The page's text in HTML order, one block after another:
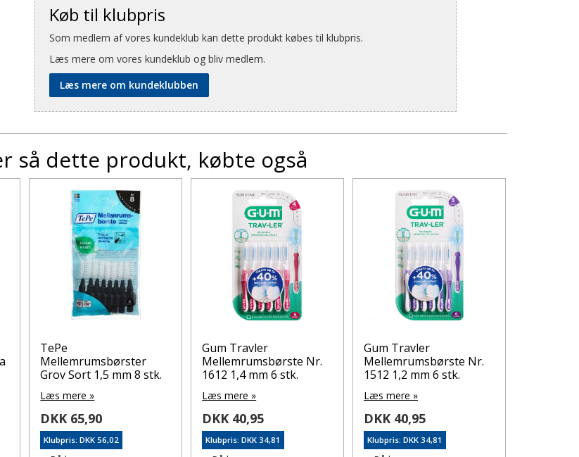
Køb til klubpris
Som medlem af vores kundeklub kan dette produkt købes til klubpris.
Læs mere om vores kundeklub og bliv medlem.
Læs mere om kundeklubben
så dette produkt, købte også
TePe
Mellemrumsbørster
Grov Sort 1,5 mm 8 stk.
Læs mere »
DKK 65,90
Klubpris: DKK 56,02
Gum Travler
Mellemrumsbørste Nr.
1612 1,4 mm 6 stk.
Læs mere »
DKK 40,95
Klubpris: DKK 34,81
Gum Travler
Mellemrumsbørste Nr.
1512 1,2 mm 6 stk.
Læs mere »
DKK 40,95
Klubpris: DKK 34,81